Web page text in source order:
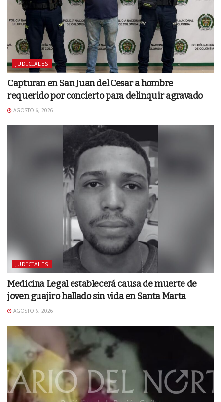
JUDICIALES
Capturan en San Juan del Cesar a hombre
requerido por concierto para delinquir agravado
AGOSTO 6, 2026
JUDICIALES
Medicina Legal establecerá causa de muerte de
joven guajiro hallado sin vida en Santa Marta
AGOSTO 6, 2026